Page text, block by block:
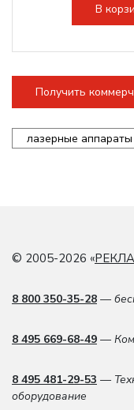
В
Получить
лазерные аппараты
© 2005-2026 «
8 800 350-35-28 —
8 495 669-68-49 —
8 495 481-29-53 —
оборудование